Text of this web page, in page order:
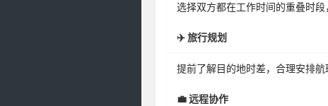
选择双方都在工作时间的重叠时段
✈️ 旅行规划
提前了解目的地时差，合理安排航
💼 远程协作